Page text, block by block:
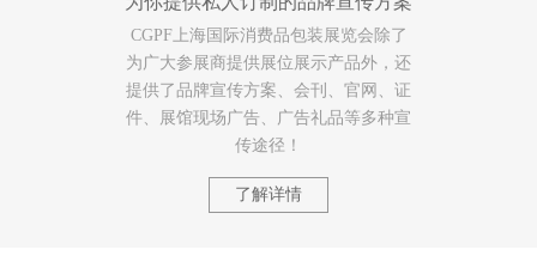
CGPF上海国际消费品包装展览会除了
为广大参展商提供展位展示产品外，还
提供了品牌宣传方案、会刊、官网、证
件、展馆现场广告、广告礼品等多种宣
传途径！
了解详情